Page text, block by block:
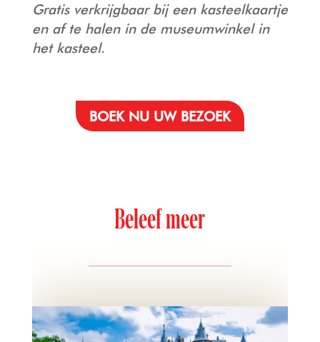
Gratis verkrijgbaar bij een kasteelkaartje
en af te halen in de museumwinkel in
het kasteel.
BOEK NU UW BEZOEK
Beleef meer